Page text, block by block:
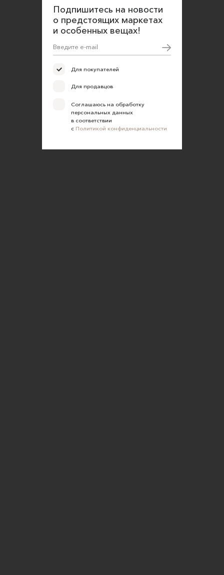
Политика конфиденциальности
Согласие на обработку персональных данных
Подпишитесь на новости
о предстоящих маркетах
и особенных вещах!
Для покупателей
Для продавцов
Соглашаюсь на обработку
персональных данных
в соответствии
с Политикой конфиденциальности